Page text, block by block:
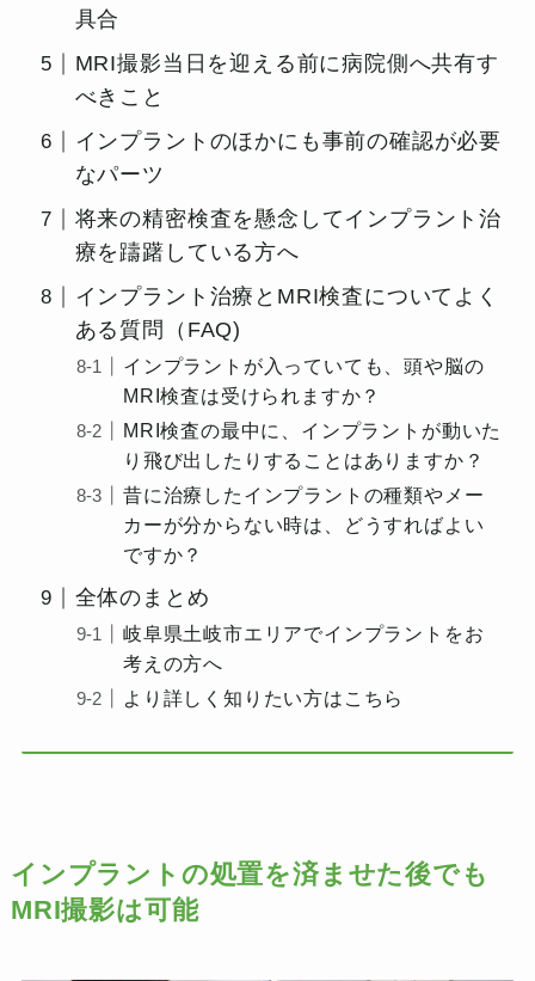
具合
MRI撮影当日を迎える前に病院側へ共有す
べきこと
インプラントのほかにも事前の確認が必要
なパーツ
将来の精密検査を懸念してインプラント治
療を躊躇している方へ
インプラント治療とMRI検査についてよく
ある質問（FAQ)
インプラントが入っていても、頭や脳の
MRI検査は受けられますか？
MRI検査の最中に、インプラントが動いた
り飛び出したりすることはありますか？
昔に治療したインプラントの種類やメー
カーが分からない時は、どうすればよい
ですか？
全体のまとめ
岐阜県土岐市エリアでインプラントをお
考えの方へ
より詳しく知りたい方はこちら
インプラントの処置を済ませた後でも
MRI撮影は可能